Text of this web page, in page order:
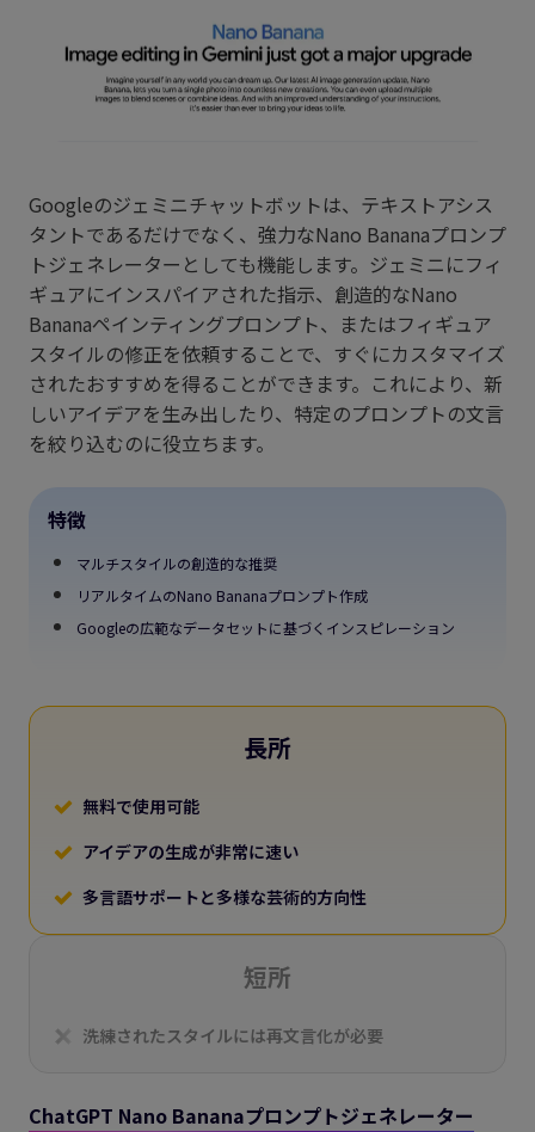
Googleのジェミニチャットボットは、テキストアシス
タントであるだけでなく、強力なNano Bananaプロンプ
トジェネレーターとしても機能します。ジェミニにフィ
ギュアにインスパイアされた指示、創造的なNano
Bananaペインティングプロンプト、またはフィギュア
スタイルの修正を依頼することで、すぐにカスタマイズ
されたおすすめを得ることができます。これにより、新
しいアイデアを生み出したり、特定のプロンプトの文言
を絞り込むのに役立ちます。
特徴
マルチスタイルの創造的な推奨
リアルタイムのNano Bananaプロンプト作成
Googleの広範なデータセットに基づくインスピレーション
長所
無料で使用可能
アイデアの生成が非常に速い
多言語サポートと多様な芸術的方向性
短所
洗練されたスタイルには再文言化が必要
ChatGPT Nano Bananaプロンプトジェネレーター